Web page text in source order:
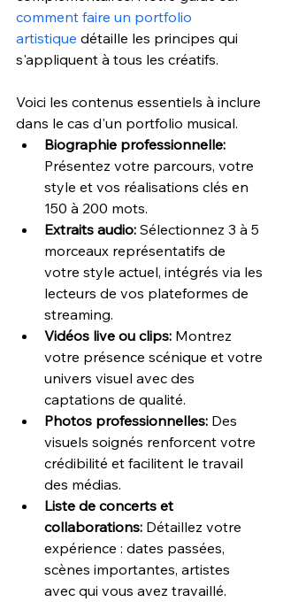
comment faire un portfolio
artistique détaille les principes qui
s'appliquent à tous les créatifs.
Voici les contenus essentiels à inclure
dans le cas d'un portfolio musical.
Biographie professionnelle:
Présentez votre parcours, votre
style et vos réalisations clés en
150 à 200 mots.
Extraits audio: Sélectionnez 3 à 5
morceaux représentatifs de
votre style actuel, intégrés via les
lecteurs de vos plateformes de
streaming.
Vidéos live ou clips: Montrez
votre présence scénique et votre
univers visuel avec des
captations de qualité.
Photos professionnelles: Des
visuels soignés renforcent votre
crédibilité et facilitent le travail
des médias.
Liste de concerts et
collaborations: Détaillez votre
expérience : dates passées,
scènes importantes, artistes
avec qui vous avez travaillé.